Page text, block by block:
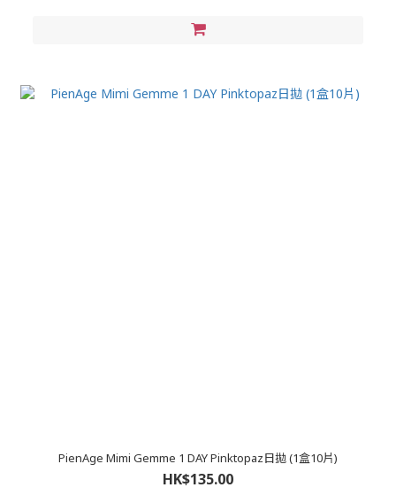
PienAge Mimi Gemme 1 DAY Pinktopaz日拋 (1盒10片)
HK$135.00